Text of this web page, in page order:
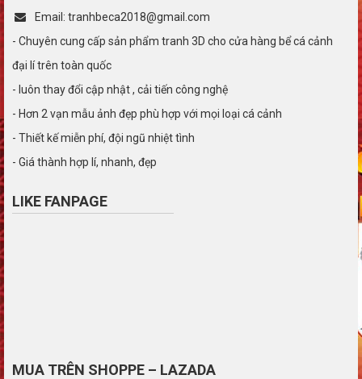
Email: tranhbeca2018@gmail.com
- Chuyên cung cấp sản phẩm tranh 3D cho cửa hàng bể cá cảnh
đại lí trên toàn quốc
- luôn thay đổi cập nhật , cải tiến công nghệ
- Hơn 2 vạn mẫu ảnh đẹp phù hợp với mọi loại cá cảnh
- Thiết kế miễn phí, đội ngũ nhiệt tình
- Giá thành hợp lí, nhanh, đẹp
LIKE FANPAGE
MUA TRÊN SHOPPE – LAZADA